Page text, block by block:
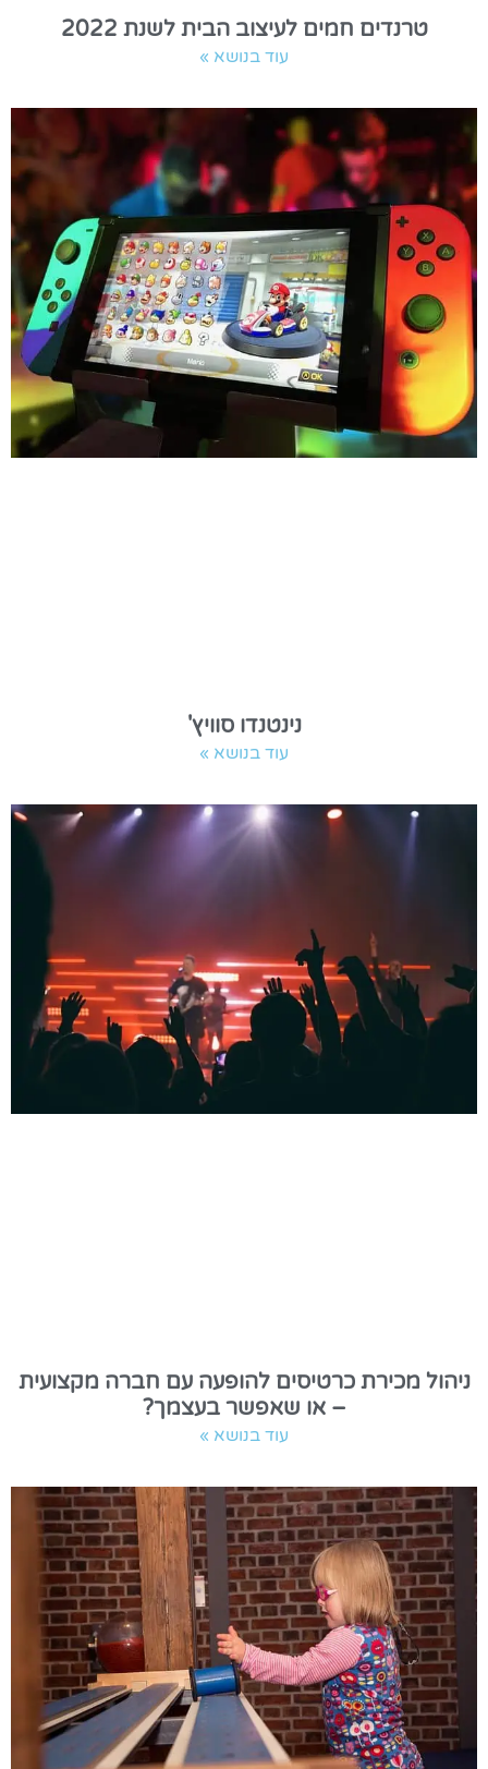
טרנדים חמים לעיצוב הבית לשנת 2022
עוד בנושא »
נינטנדו סוויץ'
עוד בנושא »
ניהול מכירת כרטיסים להופעה עם חברה מקצועית
– או שאפשר בעצמך?
עוד בנושא »